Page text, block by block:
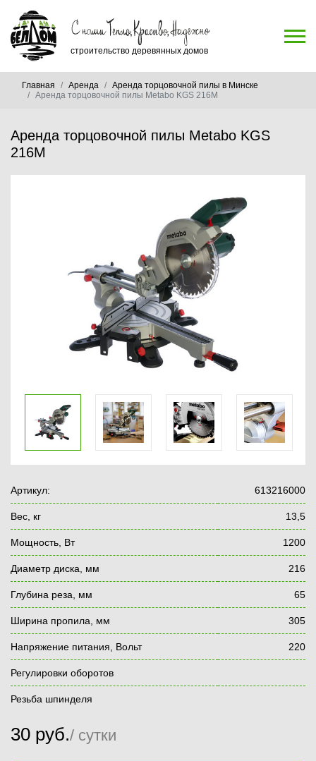
строительство деревянных домов
Главная Аренда
Аренда торцовочной пилы в Минске
Аренда торцовочной пилы Metabo KGS 216M
Аренда торцовочной пилы Metabo KGS
216M
Артикул: 613216000
Вес, кг 13,5
Мощность, Вт 1200
Диаметр диска, мм 216
Глубина реза, мм 65
Ширина пропила, мм 305
Напряжение питания, Вольт 220
Регулировки оборотов
Резьба шпинделя
30 руб./ сутки